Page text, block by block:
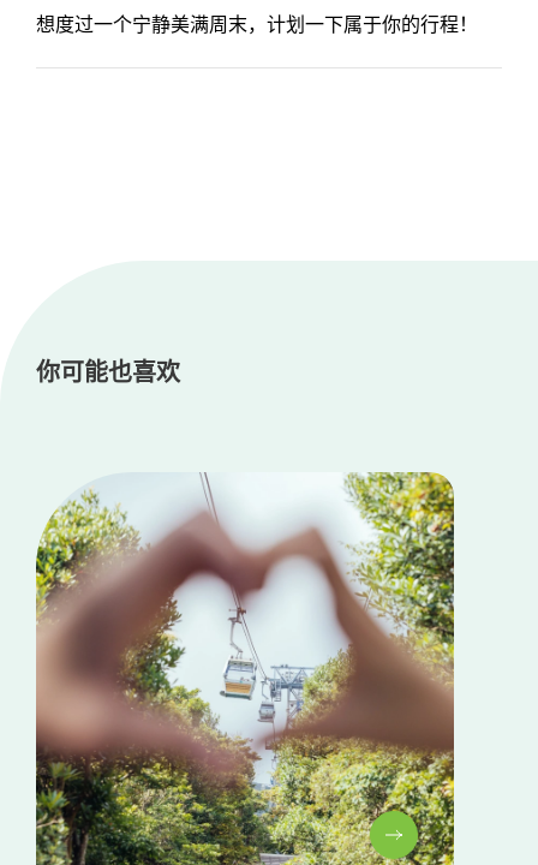
想度过一个宁静美满周末，计划一下属于你的行程！
你可能也喜欢